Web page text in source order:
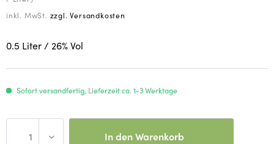
inkl. MwSt. zzgl. Versandkosten
0.5 Liter/ 26% Vol
Sofort versandfertig, Lieferzeit ca. 1-3 Werktage
In denWarenkorb